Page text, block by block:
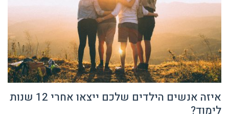
איזה אנשים הילדים שלכם ייצאו אחרי 12 שנות
לימוד?